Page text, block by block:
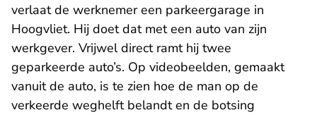
verlaat de werknemer een parkeergarage in
Hoogvliet. Hij doet dat met een auto van zijn
werkgever. Vrijwel direct ramt hij twee
geparkeerde auto’s. Op videobeelden, gemaakt
vanuit de auto, is te zien hoe de man op de
verkeerde weghelft belandt en de botsing